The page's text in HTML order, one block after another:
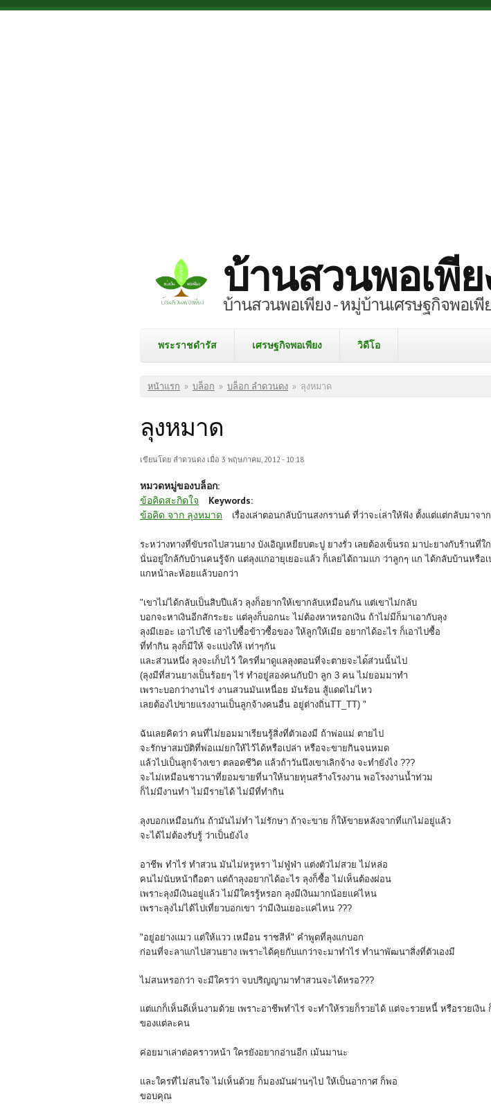
Skip to main content
บ้านสวนพอเพีย
บ้านสวนพอเพียง - หมู่บ้านเศรษฐกิจพอเ
พระราชดำรัส เศรษฐกิจพอเพียง วิดีโอ
คุณอยู่ที่นี่
หน้าแรก » บล็อก » บล็อก ลำดวนดง » ลุงหมาด
ลุงหมาด
เขียนโดย ลำดวนดง เมื่อ 3 พฤษภาคม, 2012 - 10:18
หมวดหมู่ของบล็อก:
ข้อคิดสะกิดใจ
Keywords:
ข้อคิด จาก ลุงหมาด
เรื่องเล่าตอนกลับบ้านสงกรานต์ ที่ว่าจะเ่ล่าให้ฟัง ตั้งแต่แต่กลับมาจา
ระหว่างทางที่ขับรถไปสวนยาง บังเอิญเหยียบตะปู ยางรั่ว เลยต้องเข็นรถ มาปะยางกับร้านที่
นั่นอยู่ใกล้กับบ้านคนรู้จัก แต่ลุงแกอายุเยอะแล้ว ก็เลยได้ถามแก ว่าลูกๆ แก ได้กลับบ้านหรือเ
แกหน้าละห้อยแล้วบอกว่า
"เขาไม่ได้กลับเป็นสิบปีแล้ว ลุงก็อยากให้เขากลับเหมือนกัน แต่เขาไม่กลับ
บอกจะหาเงินอีกสักระยะ แต่ลุงก็บอกนะ ไม่ต้องหาหรอกเงิน ถ้าไม่มีก็มาเอากับลุง
ลุงมีเยอะ เอาไปใช้ เอาไปซื้อข้าวซื้อของ ให้ลูกให้เมีย อยากได้อะไร ก็เอาไปซื้อ
ที่ทำกิน ลุงก็มีให้ จะแบ่งให้ เท่าๆกัน
และส่วนหนึ่ง ลุงจะเก็บไว้ ใครที่มาดูแลลุงตอนที่จะตายจะได้ส่วนนั้นไป
(ลุงมีที่สวนยางเป็นร้อยๆ ไร่ ทำอยู่สองคนกับป้า ลูก 3 คน ไม่ยอมมาทำ
เพราะบอกว่างานไร่ งานสวนมันเหนื่อย มันร้อน สู้แดดไม่ไหว
เลยต้องไปขายแรงงานเป็นลูกจ้างคนอื่น อยู่ต่างถิ่นTT_TT) "
ฉันเลยคิดว่า คนที่ไม่ยอมมาเรียนรู้สิ่งที่ตัวเองมี ถ้าพ่อแม่ ตายไป
จะรักษาสมบัติที่พ่อแม่ยกให้ไว้ได้หรือเปล่า หรือจะขายกินจนหมด
แล้วไปเป็นลูกจ้างเขา ตลอดชีวิต แล้วถ้าวันนึงเขาเลิกจ้าง จะทำยังไง ???
จะไม่เหมือนชาวนาที่ยอมขายที่นาให้นายทุนสร้างโรงงาน พอโรงงานน้ำท่วม
ก็ไม่มีงานทำ ไม่มีรายได้ ไม่มีที่ทำกิน
ลุงบอกเหมือนกัน ถ้ามันไม่ทำ ไม่รักษา ถ้าจะขาย ก็ให้ขายหลังจากที่แกไม่อยู่แล้ว
จะได้ไม่ต้องรับรู้ ว่าเป็นยังไง
อาชีพ ทำไร่ ทำสวน มันไม่หรูหรา ไม่ฟู่ฟ่า แต่งตัวไม่สวย ไม่หล่อ
คนไม่นับหน้าถือตา แต่ถ้าลุงอยากได้อะไร ลุงก็ซื้อ ไม่เห็นต้องผ่อน
เพราะลุงมีเงินอยู่แล้ว ไม่มีใครรู้หรอก ลุงมีเงินมากน้อยแค่ไหน
เพราะลุงไม่ได้ไปเที่ยวบอกเขา ว่ามีเงินเยอะแค่ไหน ???
"อยู่อย่างแมว แต่ให้แวว เหมือน ราชสีห์" คำพูดที่ลุงแกบอก
ก่อนที่จะลาแกไปสวนยาง เพราะได้คุยกับแกว่าจะมาทำไร่ ทำนาพัฒนาสิ่งที่ตัวเองมี
ไม่สนหรอกว่า จะมีใครว่า จบปริญญามาทำสวนจะได้หรอ???
แต่แกก็เห็นดีเห็นงามด้วย เพราะอาชีพทำไร่ จะทำให้รวยก็รวยได้ แต่จะรวยหนี้ หรือรวยเงิน
ของแต่ละคน
ค่อยมาเล่าต่อคราวหน้า ใครยังอยากอ่านอีก เม้นมานะ
และใครที่ไม่สนใจ ไม่เห็นด้วย ก็มองมันผ่านๆไป ให้เป็นอากาศ ก็พอ
ขอบคุณ